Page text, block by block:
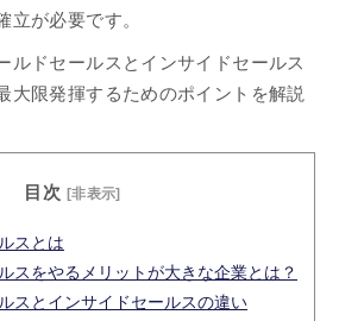
立が必要です。
ルドセールスとインサイドセールス
大限発揮するためのポイントを解説
目次 [非表示]
スとは
スをやるメリットが大きな企業とは？
スとインサイドセールスの違い